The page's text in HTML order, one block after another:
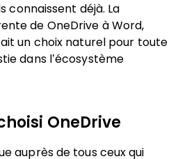
connaissent déjà. La
de OneDrive à Word,
un choix naturel pour toute
dans l’écosystème
OneDrive
auprès de tous ceux qui